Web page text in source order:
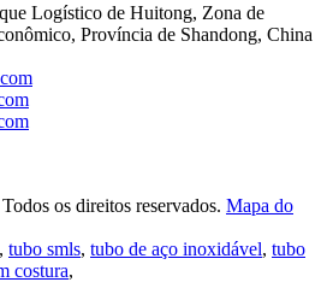
Logístico de Huitong, Zona de
Província de Shandong, China
os direitos reservados. Mapa do
, tubo smls, tubo de aço inoxidável, tubo
costura,